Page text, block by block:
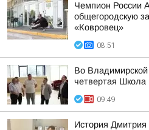
Чемпион России
общегородскую
«Ковровец»
08:51
Во Владимирской
четвертая Школа
09:49
История Дмитрия